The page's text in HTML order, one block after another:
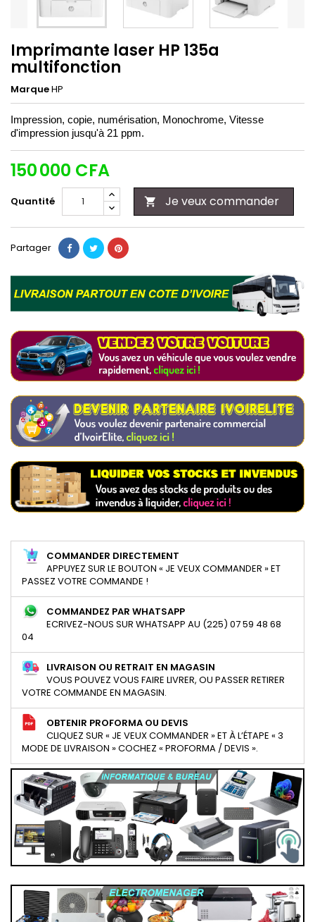
Imprimante laser HP 135a
multifonction
MarqueHP
Impression, copie, numérisation, Monochrome, Vitesse
d'impression jusqu'à 21 ppm.
150 000 CFA
Quantité  Je veux commander
Partager
COMMANDER DIRECTEMENT
APPUYEZ SUR LE BOUTON « JE VEUX COMMANDER » ET
PASSEZ VOTRE COMMANDE !
COMMANDEZ PAR WHATSAPP
ECRIVEZ-NOUS SUR WHATSAPP AU (225) 07 59 48 68
04
LIVRAISON OU RETRAIT EN MAGASIN
VOUS POUVEZ VOUS FAIRE LIVRER, OU PASSER RETIRER
VOTRE COMMANDE EN MAGASIN.
OBTENIR PROFORMA OU DEVIS
CLIQUEZ SUR « JE VEUX COMMANDER » ET À L’ÉTAPE « 3
MODE DE LIVRAISON » COCHEZ « PROFORMA / DEVIS ».